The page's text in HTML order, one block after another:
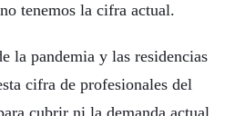
tenemos la cifra actual.
la pandemia y las residencias
cifra de profesionales del
cubrir ni la demanda actual